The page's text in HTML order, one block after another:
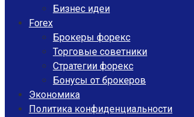
Бизнес идеи
Forex
Брокеры форекс
Торговые советники
Стратегии форекс
Бонусы от брокеров
Экономика
Политика конфиденциальности